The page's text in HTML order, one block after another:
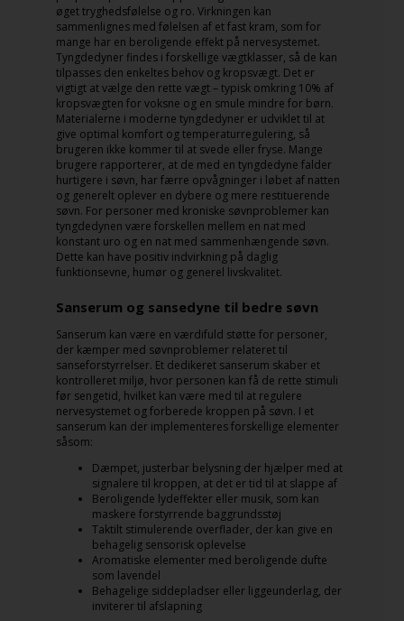
øget tryghedsfølelse og ro. Virkningen kan
sammenlignes med følelsen af et fast kram, som for
mange har en beroligende effekt på nervesystemet.
Tyngdedyner findes i forskellige vægtklasser, så de kan
tilpasses den enkeltes behov og kropsvægt. Det er
vigtigt at vælge den rette vægt – typisk omkring 10% af
kropsvægten for voksne og en smule mindre for børn.
Materialerne i moderne tyngdedyner er udviklet til at
give optimal komfort og temperaturregulering, så
brugeren ikke kommer til at svede eller fryse. Mange
brugere rapporterer, at de med en tyngdedyne falder
hurtigere i søvn, har færre opvågninger i løbet af natten
og generelt oplever en dybere og mere restituerende
søvn. For personer med kroniske søvnproblemer kan
tyngdedynen være forskellen mellem en nat med
konstant uro og en nat med sammenhængende søvn.
Dette kan have positiv indvirkning på daglig
funktionsevne, humør og generel livskvalitet.
Sanserum og sansedyne til bedre søvn
Sanserum kan være en værdifuld støtte for personer,
der kæmper med søvnproblemer relateret til
sanseforstyrrelser. Et dedikeret sanserum skaber et
kontrolleret miljø, hvor personen kan få de rette stimuli
før sengetid, hvilket kan være med til at regulere
nervesystemet og forberede kroppen på søvn. I et
sanserum kan der implementeres forskellige elementer
såsom:
Dæmpet, justerbar belysning der hjælper med at
signalere til kroppen, at det er tid til at slappe af
Beroligende lydeffekter eller musik, som kan
maskere forstyrrende baggrundsstøj
Taktilt stimulerende overflader, der kan give en
behagelig sensorisk oplevelse
Aromatiske elementer med beroligende dufte
som lavendel
Behagelige siddepladser eller liggeunderlag, der
inviterer til afslapning